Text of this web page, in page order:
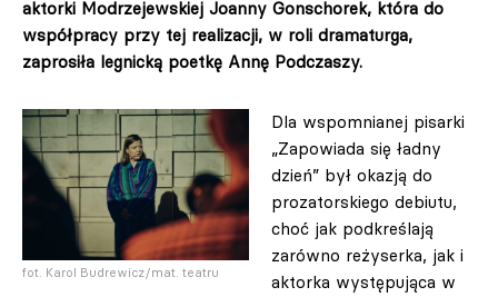
aktorki Modrzejewskiej Joanny Gonschorek, która do
współpracy przy tej realizacji, w roli dramaturga,
zaprosiła legnicką poetkę Annę Podczaszy.
fot. Karol Budrewicz/mat. teatru
Dla wspomnianej pisarki
„Zapowiada się ładny
dzień” był okazją do
prozatorskiego debiutu,
choć jak podkreślają
zarówno reżyserka, jak i
aktorka występująca w